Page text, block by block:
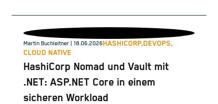
Martin Buchleitner | 18.06.2026HASHICORP,DEVOPS,
CLOUD NATIVE
HashiCorp Nomad und Vault mit
.NET: ASP.NET Core in einem
sicheren Workload